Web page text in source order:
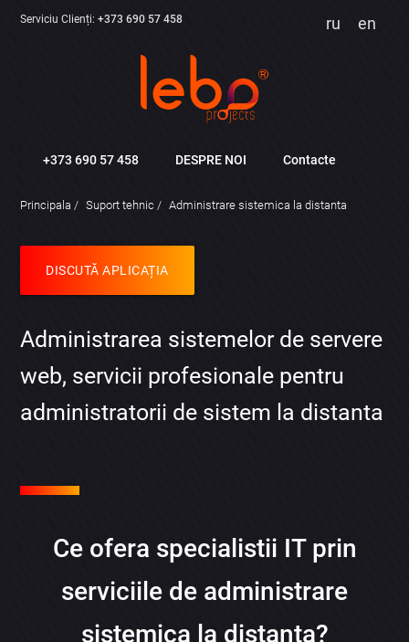
Serviciu Clienți:+373 690 57 458 ru en
+373 690 57 458 DESPRE NOI Contacte
Principala Suport tehnic Administrare sistemica la distanta
DISCUTĂ APLICAȚIA
Administrarea sistemelor de servere
web, servicii profesionale pentru
administratorii de sistem la distanta
Ce ofera specialistii IT prin
serviciile de administrare
sistemica la distanta?